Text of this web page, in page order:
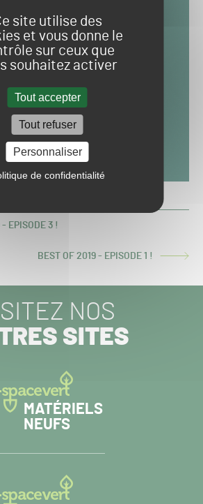
site utilise des
et vous donne le
sur ceux que
souhaitez activer
Tout accepter
Tout refuser
Personnaliser
de confidentialité
EPISODE 3 !
ARTICLE
BEST OF 2019 - EPISODE 1 !
NOS
SITES
MATÉRIELS
NEUFS